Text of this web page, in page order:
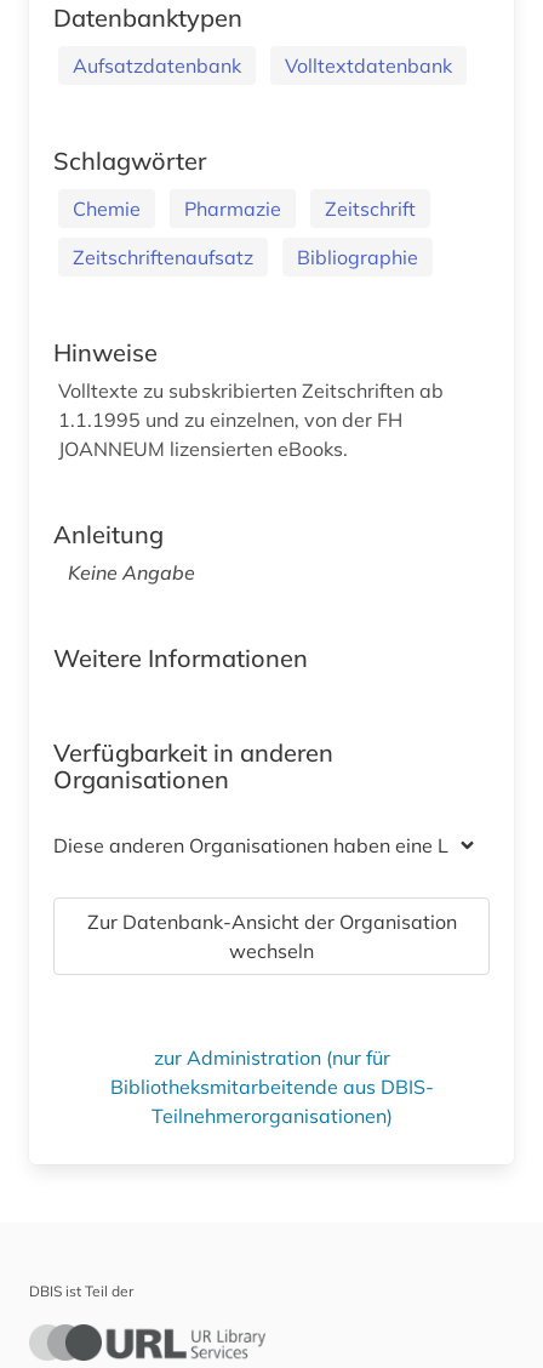
Datenbanktypen
Aufsatzdatenbank Volltextdatenbank
Schlagwörter
Chemie Pharmazie
Zeitschrift
Zeitschriftenaufsatz
Bibliographie
Hinweise
Volltexte zu subskribierten Zeitschriften ab
1.1.1995 und zu einzelnen, von der FH
JOANNEUM lizensierten eBooks.
Anleitung
Keine Angabe
Weitere Informationen
Verfügbarkeit in anderen
Organisationen
Diese anderen Organisationen haben eine Lizenz
Zur Datenbank-Ansicht der Organisation
wechseln
zur Administration (nur für
Bibliotheksmitarbeitende aus DBIS-
Teilnehmerorganisationen)
DBIS ist Teil der